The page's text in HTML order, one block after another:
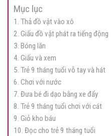
Mục lục
1. Thả đồ vật vào xô
2. Giấu đồ vật phát ra tiếng động
3. Bóng lăn
4. Giấu và xem
5. Trẻ 9 tháng tuổi vỗ tay và hát
6. Chơi với nước
7. Đưa bé đi dạo bằng xe đẩy
8. Trẻ 9 tháng tuổi chơi với cát
9. Giỏ kho báu
10. Đọc cho trẻ 9 tháng tuổi